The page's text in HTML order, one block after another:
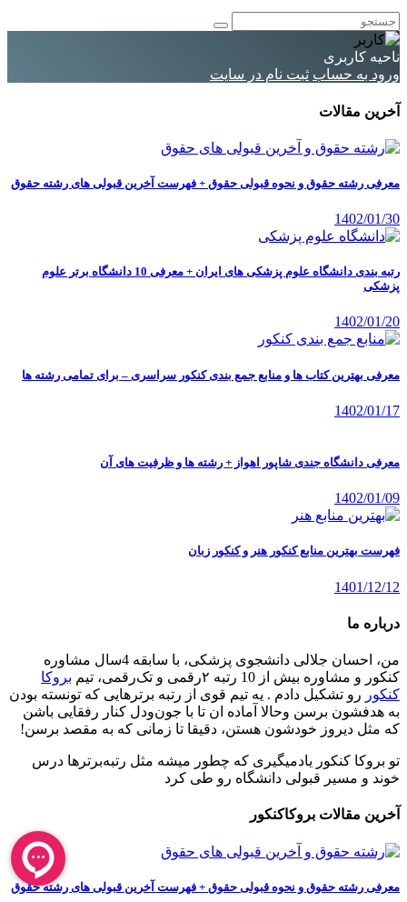
ناحیه کاربری
ورود به حساب ثبت نام در سایت
آخرین مقالات
معرفی رشته حقوق و نحوه قبولی حقوق + فهرست آخرین قبولی های رشته حقوق
1402/01/30
رتبه بندی دانشگاه علوم پزشکی های ایران + معرفی 10 دانشگاه برتر علوم
پزشکی
1402/01/20
معرفی بهترین کتاب ها و منابع جمع بندی کنکور سراسری – برای تمامی رشته ها
1402/01/17
معرفی دانشگاه جندی شاپور اهواز + رشته ها و ظرفیت های آن
1402/01/09
فهرست بهترین منابع کنکور هنر و کنکور زبان
1401/12/12
درباره ما
من، احسان جلالی دانشجوی پزشکی، با سابقه 4سال مشاوره
کنکور و مشاوره بیش از 10 رتبه ۲رقمی و تک‌رقمی، تیم
بروکا
کنکور رو تشکیل دادم . یه تیم قوی از رتبه برترهایی که تونسته بودن
به هدفشون برسن وحالا آماده ان تا با جون‌ودل کنار رفقایی باشن
که مثل دیروز خودشون هستن، دقیقا تا زمانی که به مقصد برسن!
تو بروکا کنکور یادمیگیری که چطور میشه مثل رتبه‌برترها درس
خوند و مسیر قبولی دانشگاه رو طی کرد
آخرین مقالات بروکاکنکور
معرفی رشته حقوق و نحوه قبولی حقوق + فهرست آخرین قبولی های رشته حقوق